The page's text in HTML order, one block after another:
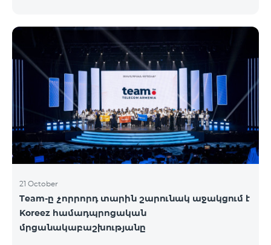
3 TV փաթեթը․ Ինտերնետ. Մինչև 50 Մբիթ/վ
արագություն։ Մինչև 80 TV ալիք՝ TeamTv Smart
հավելվածով: Ֆիքսված հեռախոսակապ. 180
րոպե դեպի Team ֆիքսված ցանց։ Սույն
սակագնային փաթեթում ներառված
հեռուստատեսության ծառայությունը
տրամադրվում է առանց TV սարքի՝ TeamTV Smart
հավելվածի միջոցով։ Սակագնային փաթեթի
արժեքները ներկայացվա
21 October
Team-ը չորրորդ տարին շարունակ աջակցում է
Koreez համադպրոցական
մրցանակաբաշխությանը